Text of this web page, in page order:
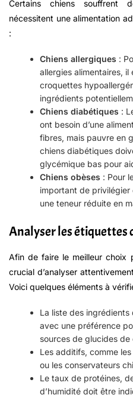
Certains chiens souffrent
nécessitent une alimentation
:
Chiens allergiques :
allergies alimentaires,
croquettes
ingrédients
Chiens diabétiques :
ont besoin d’une
fibres, mais pauvre en
chiens diabétiques
glycémique bas pour
Chiens obèses : Pour
important de
une teneur réduite en
Analyser les étiquettes
Afin de faire le meilleur choix
crucial d’analyser
Voici quelques éléments à
La liste des
avec une préférence
sources de glucides de
Les additifs, comme
ou les conservateurs
Le taux de protéines,
d’humidité doit être